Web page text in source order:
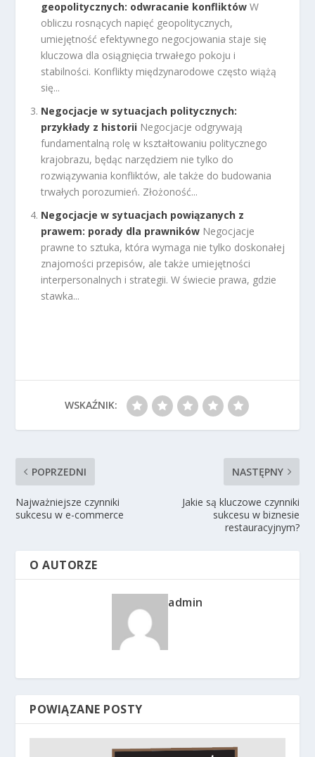
geopolitycznych: odwracanie konfliktów W
obliczu rosnących napięć geopolitycznych,
umiejętność efektywnego negocjowania staje się
kluczowa dla osiągnięcia trwałego pokoju i
stabilności. Konflikty międzynarodowe często wiążą
się...
Negocjacje w sytuacjach politycznych:
przykłady z historii Negocjacje odgrywają
fundamentalną rolę w kształtowaniu politycznego
krajobrazu, będąc narzędziem nie tylko do
rozwiązywania konfliktów, ale także do budowania
trwałych porozumień. Złożoność...
Negocjacje w sytuacjach powiązanych z
prawem: porady dla prawników Negocjacje
prawne to sztuka, która wymaga nie tylko doskonałej
znajomości przepisów, ale także umiejętności
interpersonalnych i strategii. W świecie prawa, gdzie
stawka...
WSKAŹNIK:
POPRZEDNI
Najważniejsze czynniki
sukcesu w e-commerce
NASTĘPNY
Jakie są kluczowe czynniki
sukcesu w biznesie
restauracyjnym?
O AUTORZE
admin
POWIĄZANE POSTY